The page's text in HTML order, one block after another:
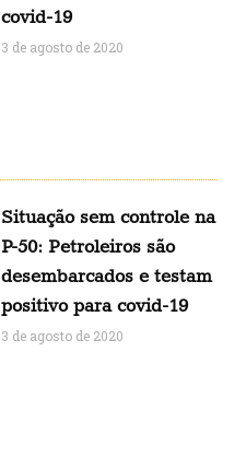
covid-19
3 de agosto de 2020
Situação sem controle na
P-50: Petroleiros são
desembarcados e testam
positivo para covid-19
3 de agosto de 2020